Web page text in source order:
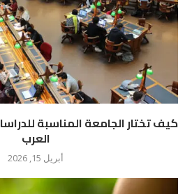
كيف تختار الجامعة المناسبة
العرب
أبريل 15, 2026